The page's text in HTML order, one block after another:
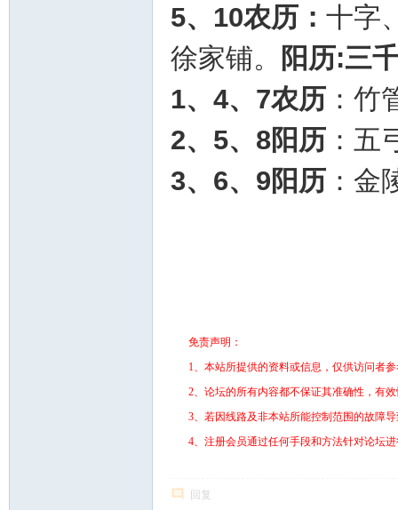
5、10农历： 十字
徐家铺。
阳历:三
1、4、7农历 ：竹
2、5、8阳历 ：五
3、6、9阳历 ：金
免责声明：
1、本站所提供的资料或信息，仅供访问者
2、论坛的所有内容都不保证其准确性，有
3、若因线路及非本站所能控制范围的故障
4、注册会员通过任何手段和方法针对论坛
回复